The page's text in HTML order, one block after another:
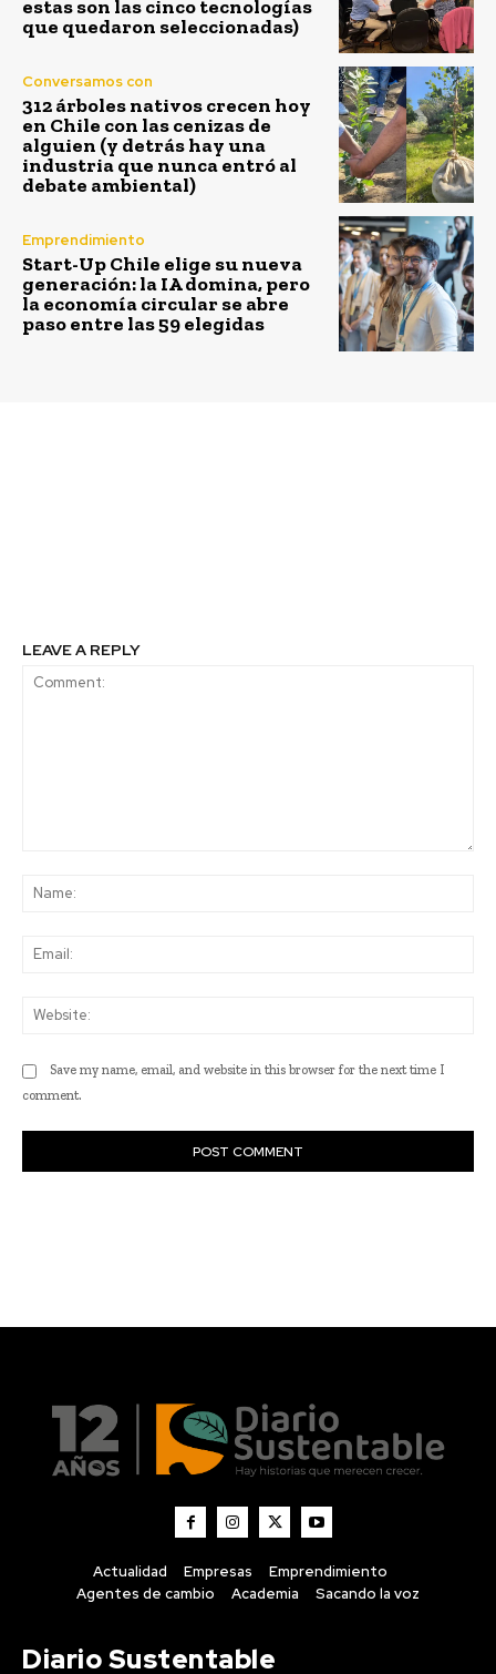
Actualidad Empresas
Emprendimiento
Agentes de cambio
Academia
Diario Sustentable
Diario Sustentable es un medio digital que visibiliza
que están impulsando un impacto positivo.